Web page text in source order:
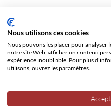
Nous utilisons des cookies
Nous pouvons les placer pour analyser
notre site Web, afficher un contenu
expérience inoubliable. Pour plus
utilisons, ouvrez les paramètres.